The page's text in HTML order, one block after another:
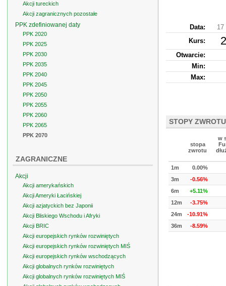
Data:
17
Kurs:
Otwarcie:
Min:
Max:
STOPY ZWROTU
stopa
zwrotu
w
1m
0.00%
3m
-0.56%
6m
+5.11%
12m
-3.75%
24m
-10.91%
36m
-8.59%
Akcji tureckich
Akcji zagranicznych pozostałe
PPK zdefiniowanej daty
PPK 2020
PPK 2025
PPK 2030
PPK 2035
PPK 2040
PPK 2045
PPK 2050
PPK 2055
PPK 2060
PPK 2065
PPK 2070
ZAGRANICZNE
Akcji
Akcji amerykańskich
Akcji Ameryki Łacińskiej
Akcji azjatyckich bez Japonii
Akcji Bliskiego Wschodu i Afryki
Akcji BRIC
Akcji europejskich rynków rozwiniętych
Akcji europejskich rynków rozwiniętych MIŚ
Akcji europejskich rynków wschodzących
Akcji globalnych rynków rozwiniętych
Akcji globalnych rynków rozwiniętych MIŚ